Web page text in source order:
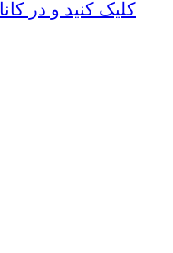
کلیک کنید و در